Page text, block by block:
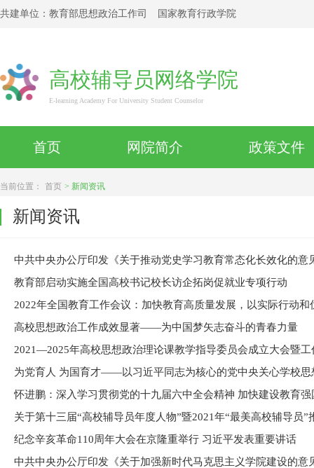
共建单位： 教育部思想政治工作司 国家教育行政学院
高校辅导员网络学院
E-learning Academy For University Student Counselor
首页 网院简介 政策文件
当前位置： 首页 > 新闻资讯
新闻资讯
中共中央办公厅印发《关于推动党史学习教育常态化长效化的意
教育部启动实施全国高校书记校长访企拓岗促就业专项行动
高校思想政治工作成效显著——为中国梦矢志奋斗的青春力量
2021—2025年高校思想政治理论课教学指导委员会成立大会暨工
为党育人 为国育才——以习近平同志为核心的党中央关心学校思
怀进鹏：深入学习贯彻党的十九届六中全会精神 加快建设教育强
关于第十三届“高校辅导员年度人物”暨2021年“最美高校辅导员
纪念辛亥革命110周年大会在京隆重举行 习近平发表重要讲话
中共中央办公厅印发《关于加强新时代马克思主义学院建设的意